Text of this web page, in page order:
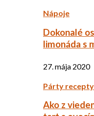
Nápoje
Dokonalé
limonáda s
27. mája 2020
Párty recepty
Ako z